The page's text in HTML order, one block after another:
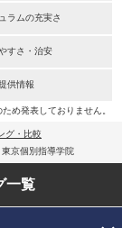
ラムの充実さ
すさ・治安
供情報
め発表しておりません。
グ・比較
東京個別指導学院
一覧